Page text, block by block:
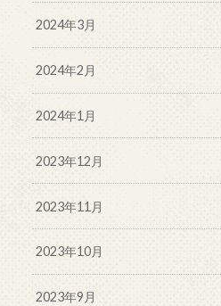
2024年3月
2024年2月
2024年1月
2023年12月
2023年11月
2023年10月
2023年9月